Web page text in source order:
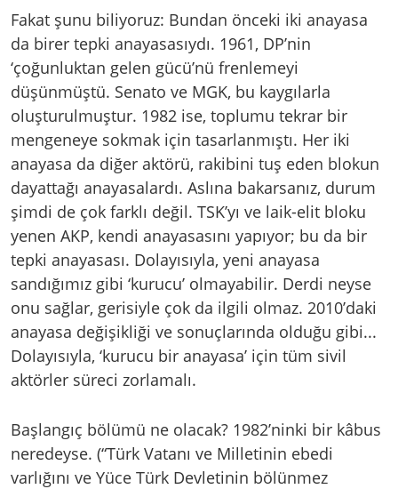
Fakat şunu biliyoruz: Bundan önceki iki anayasa
da birer tepki anayasasıydı. 1961, DP’nin
‘çoğunluktan gelen gücü’nü frenlemeyi
düşünmüştü. Senato ve MGK, bu kaygılarla
oluşturulmuştur. 1982 ise, toplumu tekrar bir
mengeneye sokmak için tasarlanmıştı. Her iki
anayasa da diğer aktörü, rakibini tuş eden blokun
dayattağı anayasalardı. Aslına bakarsanız, durum
şimdi de çok farklı değil. TSK’yı ve laik-elit bloku
yenen AKP, kendi anayasasını yapıyor; bu da bir
tepki anayasası. Dolayısıyla, yeni anayasa
sandığımız gibi ‘kurucu’ olmayabilir. Derdi neyse
onu sağlar, gerisiyle çok da ilgili olmaz. 2010’daki
anayasa değişikliği ve sonuçlarında olduğu gibi...
Dolayısıyla, ‘kurucu bir anayasa’ için tüm sivil
aktörler süreci zorlamalı.
Başlangıç bölümü ne olacak? 1982’ninki bir kâbus
neredeyse. (“Türk Vatanı ve Milletinin ebedi
varlığını ve Yüce Türk Devletinin bölünmez